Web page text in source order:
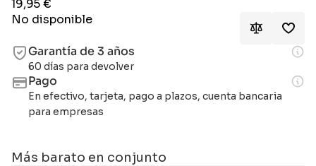
19,95€
No disponible
Garantía de 3 años
60 días para devolver
Pago
En efectivo, tarjeta, pago a plazos, cuenta bancaria
para empresas
Más barato en conjunto